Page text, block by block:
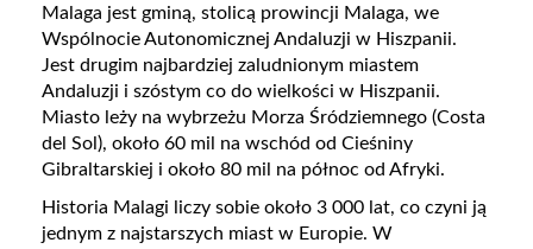
Malaga jest gminą, stolicą prowincji Malaga, we
Wspólnocie Autonomicznej Andaluzji w Hiszpanii.
Jest drugim najbardziej zaludnionym miastem
Andaluzji i szóstym co do wielkości w Hiszpanii.
Miasto leży na wybrzeżu Morza Śródziemnego (Costa
del Sol), około 60 mil na wschód od Cieśniny
Gibraltarskiej i około 80 mil na północ od Afryki.
Historia Malagi liczy sobie około 3 000 lat, co czyni ją
jednym z najstarszych miast w Europie. W